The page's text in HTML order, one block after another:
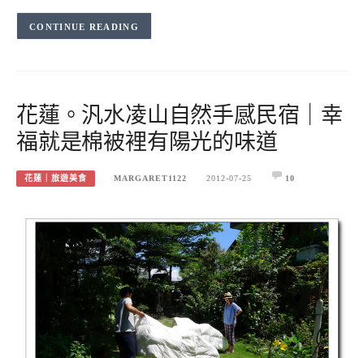
CONTINUE READING
花蓮。汎水凌山自然手感民宿｜幸
福就是棉被裡有陽光的味道
花蓮｜旅遊美食 MARGARET1122 2012-07-25 10